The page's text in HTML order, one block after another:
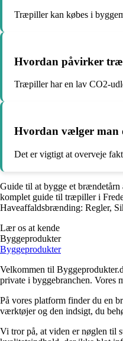
Træpiller kan købes i
Hvordan påvirker
Træpiller har en lav CO2-
Hvordan vælger man
Det er vigtigt at overveje
Guide til at bygge et brændetårn
komplet guide til træpiller i
Haveaffaldsbrænding: Regler,
Lær os at kende
Byggeprodukter
Byggeprodukter
Velkommen til
private i byggebranchen. Vores
På vores platform finder du en
værktøjer og den indsigt, du
Vi tror på, at viden er nøglen til